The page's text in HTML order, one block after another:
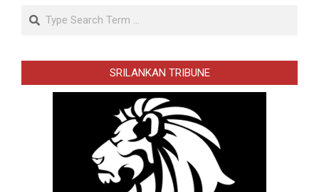
Search
SRILANKAN TRIBUNE